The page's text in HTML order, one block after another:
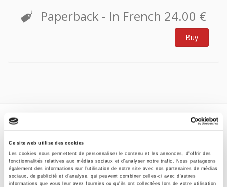
Ce site web utilise des cookies
Les cookies nous permettent de personnaliser le contenu et les annonces, d'offrir des
fonctionnalités relatives aux médias sociaux et d'analyser notre trafic. Nous partageons
également des informations sur l'utilisation de notre site avec nos partenaires de médias
sociaux, de publicité et d'analyse, qui peuvent combiner celles-ci avec d'autres
informations que vous leur avez fournies ou qu'ils ont collectées lors de votre utilisation
six contributions reposent sur des études empiriques
originales qui mobilisent des données françaises recueillies
à l'échelle nationale ou sur quelques agglomérations
Paperback - In French 24.00 €
Buy
Specifications
Formats
Contents